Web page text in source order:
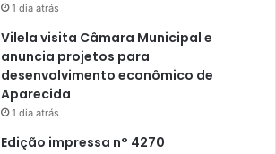
1 dia atrás
Vilela visita Câmara Municipal e
anuncia projetos para
desenvolvimento econômico de
Aparecida
1 dia atrás
Edição impressa n° 4270